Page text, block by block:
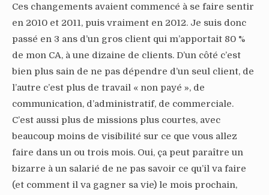
Ces changements avaient commencé à se faire sentir
en 2010 et 2011, puis vraiment en 2012. Je suis donc
passé en 3 ans d’un gros client qui m’apportait 80 %
de mon CA, à une dizaine de clients. D’un côté c’est
bien plus sain de ne pas dépendre d’un seul client, de
l’autre c’est plus de travail « non payé », de
communication, d’administratif, de commerciale.
C’est aussi plus de missions plus courtes, avec
beaucoup moins de visibilité sur ce que vous allez
faire dans un ou trois mois. Oui, ça peut paraître un
bizarre à un salarié de ne pas savoir ce qu’il va faire
(et comment il va gagner sa vie) le mois prochain,